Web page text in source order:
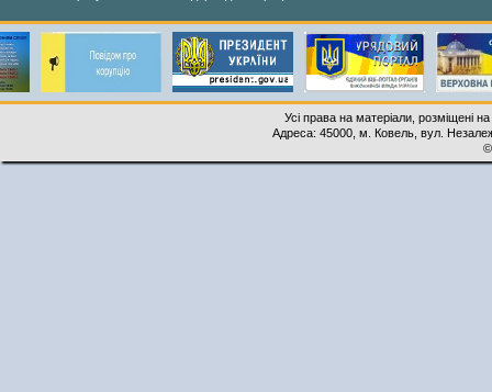
Усі права на матеріали, розміщені
Адреса: 45000, м. Ковель, вул.